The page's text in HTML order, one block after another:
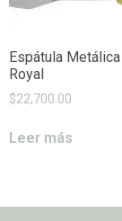
Espátula
Royal
$22,700.00
Leer más